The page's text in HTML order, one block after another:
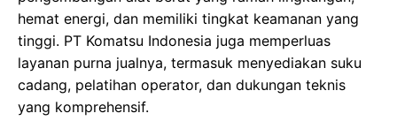
hemat energi, dan memiliki tingkat keamanan yang
tinggi. PT Komatsu Indonesia juga memperluas
layanan purna jualnya, termasuk menyediakan suku
cadang, pelatihan operator, dan dukungan teknis
yang komprehensif.